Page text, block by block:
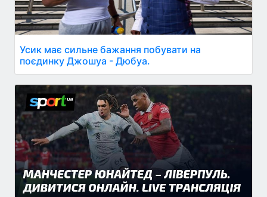
Усик має сильне бажання побувати на
поєдинку Джошуа - Дюбуа.